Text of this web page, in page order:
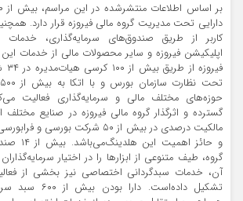
کاربر از طریق صندوق‌های سرمایه‌گذاری، خدمات
اپلیکیشن فیروزه و سایر محصولات مالی از خدمات
حوزه‌های مختلف مالی و سرما‌یه‌گذاری فعالیت
گسترده و اثرگذار گروه مالی فیروزه در صنایع مختلف
مالکیت درصدی در بیش از ۵۰ شرکت
و حائز
گروه، طیف متنوعی از ابزارها را در اختیار
آن، خدمات سبدگردانی اختصاصی نیز بخشی از
تشکیل داده‌است.